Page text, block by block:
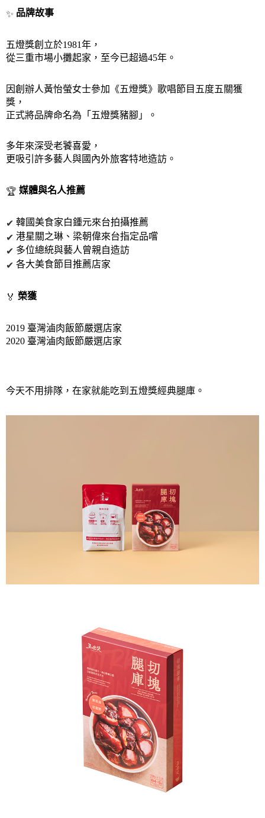
✨ 品牌故事
五燈獎創立於1981年，
從三重市場小攤起家，至今已超過45年。
因創辦人黃怡螢女士參加《五燈獎》歌唱節目五度五關獲
獎，
正式將品牌命名為「五燈獎豬腳」。
多年來深受老饕喜愛，
更吸引許多藝人與國內外旅客特地造訪。
🏆 媒體與名人推薦
✔ 韓國美食家白鍾元來台拍攝推薦
✔ 港星關之琳、梁朝偉來台指定品嚐
✔ 多位總統與藝人曾親自造訪
✔ 各大美食節目推薦店家
🏅 榮獲
2019 臺灣滷肉飯節嚴選店家
2020 臺灣滷肉飯節嚴選店家
今天不用排隊，在家就能吃到五燈獎經典腿庫。